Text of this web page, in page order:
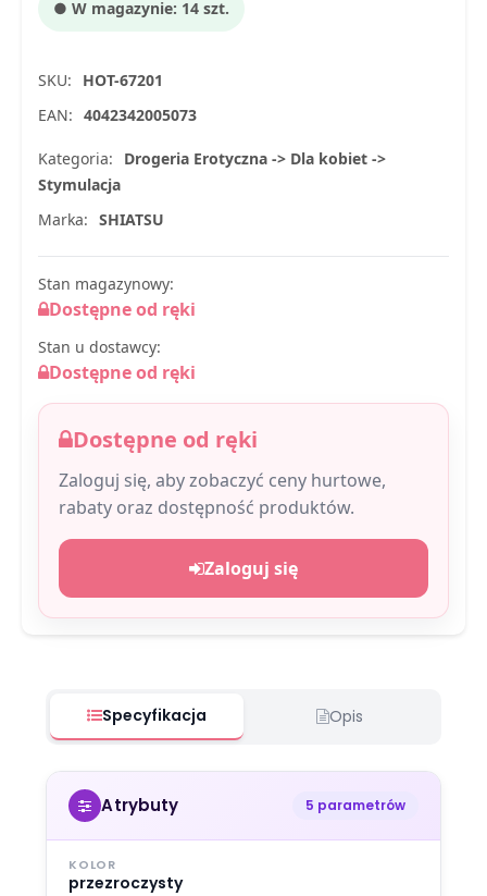
● W magazynie: 14 szt.
SKU:
HOT-67201
EAN: 4042342005073
Kategoria:
Drogeria Erotyczna -> Dla kobiet ->
Stymulacja
Marka: SHIATSU
Stan magazynowy:
Dostępne od ręki
Stan u dostawcy:
Dostępne od ręki
Dostępne od ręki
Zaloguj się, aby zobaczyć ceny hurtowe,
rabaty oraz dostępność produktów.
Zaloguj się
Specyfikacja Opis
Atrybuty 5 parametrów
KOLOR
przezroczysty